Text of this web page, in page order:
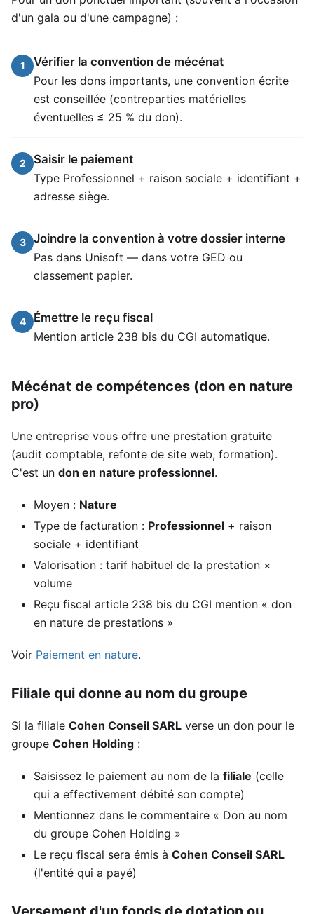
d'un gala ou d'une campagne) :
1
Vérifier la convention de mécénat
Pour les dons importants, une convention écrite
est conseillée (contreparties matérielles
éventuelles ≤ 25 % du don).
2
Saisir le paiement
Type Professionnel + raison sociale + identifiant +
adresse siège.
3
Joindre la convention à votre dossier interne
Pas dans Unisoft — dans votre GED ou
classement papier.
4
Émettre le reçu fiscal
Mention article 238 bis du CGI automatique.
Mécénat de compétences (don en nature
pro)
Une entreprise vous offre une prestation gratuite
(audit comptable, refonte de site web, formation).
C'est un don en nature professionnel.
Moyen : Nature
Type de facturation : Professionnel + raison
sociale + identifiant
Valorisation : tarif habituel de la prestation ×
volume
Reçu fiscal article 238 bis du CGI mention « don
en nature de prestations »
Voir Paiement en nature.
Filiale qui donne au nom du groupe
Si la filiale Cohen Conseil SARL verse un don pour le
groupe Cohen Holding :
Saisissez le paiement au nom de la filiale (celle
qui a effectivement débité son compte)
Mentionnez dans le commentaire « Don au nom
du groupe Cohen Holding »
Le reçu fiscal sera émis à Cohen Conseil SARL
(l'entité qui a payé)